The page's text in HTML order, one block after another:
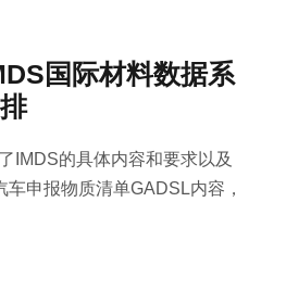
国际材料数据系
IMDS的具体内容和要求以及
申报物质清单GADSL内容，